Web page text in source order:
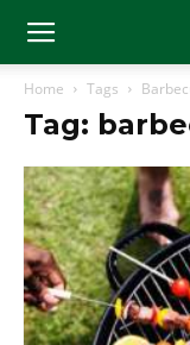
Home Tags
Tag: